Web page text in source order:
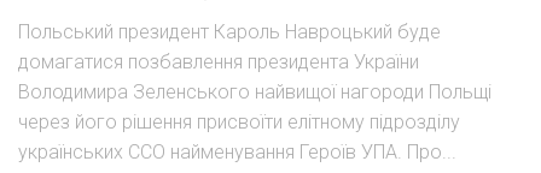
Польський президент Кароль Навроцький буде
домагатися позбавлення президента України
Володимира Зеленського найвищої нагороди Польщі
через його рішення присвоїти елітному підрозділу
українських ССО найменування Героїв УПА. Про...